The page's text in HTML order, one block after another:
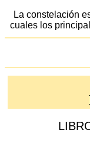
La constelación
cuales los